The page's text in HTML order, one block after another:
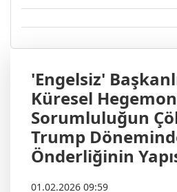
'Engelsiz'
Küresel
Sorumluluğun
Trump
Önderliğinin
01.02.2026 09:59